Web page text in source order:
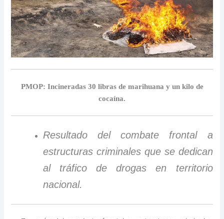
PMOP: Incineradas 30 libras de marihuana y un kilo de
cocaína.
Resultado del combate frontal a
estructuras criminales que se dedican
al tráfico de drogas en territorio
nacional.